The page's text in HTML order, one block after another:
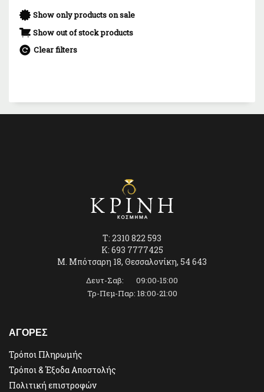
Show only products on sale
Show out of stock products
Clear filters
T: 2310 822 593
K: 693 7777425
Μ. Μπότσαρη 18, Θεσσαλονίκη, 54 643
Δευτ-Σαβ: 09:00-15:00
Τρ-Πεμ-Παρ: 18:00-21:00
ΑΓΟΡΕΣ
Τρόποι Πληρωμής
Τρόποι & Έξοδα Αποστολής
Πολιτική επιστροφών